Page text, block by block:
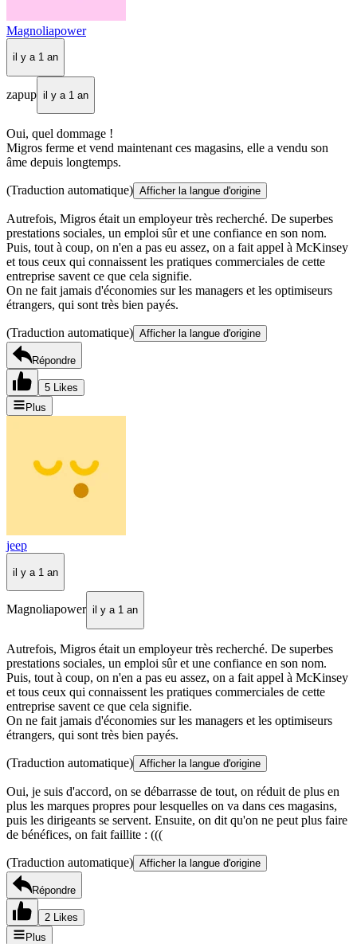
Magnoliapower
il y a 1 an
zapup il y a 1 an
Oui, quel dommage !
Migros ferme et vend maintenant ces magasins, elle a vendu son
âme depuis longtemps.
(Traduction automatique) Afficher la langue d'origine
Autrefois, Migros était un employeur très recherché. De superbes
prestations sociales, un emploi sûr et une confiance en son nom.
Puis, tout à coup, on n'en a pas eu assez, on a fait appel à McKinsey
et tous ceux qui connaissent les pratiques commerciales de cette
entreprise savent ce que cela signifie.
On ne fait jamais d'économies sur les managers et les optimiseurs
étrangers, qui sont très bien payés.
(Traduction automatique) Afficher la langue d'origine
Répondre
5 Likes
Plus
jeep
il y a 1 an
Magnoliapower il y a 1 an
Autrefois, Migros était un employeur très recherché. De superbes
prestations sociales, un emploi sûr et une confiance en son nom.
Puis, tout à coup, on n'en a pas eu assez, on a fait appel à McKinsey
et tous ceux qui connaissent les pratiques commerciales de cette
entreprise savent ce que cela signifie.
On ne fait jamais d'économies sur les managers et les optimiseurs
étrangers, qui sont très bien payés.
(Traduction automatique) Afficher la langue d'origine
Oui, je suis d'accord, on se débarrasse de tout, on réduit de plus en
plus les marques propres pour lesquelles on va dans ces magasins,
puis les dirigeants se servent. Ensuite, on dit qu'on ne peut plus faire
de bénéfices, on fait faillite : (((
(Traduction automatique) Afficher la langue d'origine
Répondre
2 Likes
Plus